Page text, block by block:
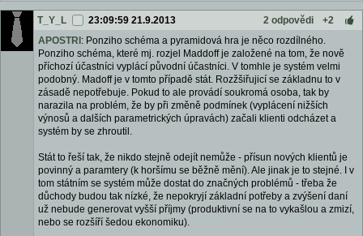
T_Y_L 23:09:59 21.9.2013 2 odpovědi
+2
APOSTRI : Ponziho schéma a pyramidová hra je něco rozdílného.
Ponziho schéma, které mj. rozjel Maddoff je založené na tom, že nově
příchozí účastníci vyplácí původní účastníci. V tomhle je systém velmi
podobný. Madoff je v tomto případě stát. Rozžšiřujicí se základnu to v
zásadě nepotřebuje. Pokud to ale provádí soukromá osoba, tak by
narazila na problém, že by při změně podmínek (vyplácení nižších
výnosů a dalších parametrických úpravách) začali klienti odcházet a
systém by se zhroutil.
Stát to řeší tak, že nikdo stejně odejít nemůže - přísun nových klientů je
povinný a paramtery (k horšímu se běžně mění). Ale jinak je to stejné. I v
tom státním se systém může dostat do značných problémů - třeba že
důchody budou tak nízké, že nepokryjí základní potřeby a zvýšení daní
už nebude generovat vyšší příjmy (produktivní se na to vykašlou a zmizí,
nebo se rozšíří šedou ekonomiku).